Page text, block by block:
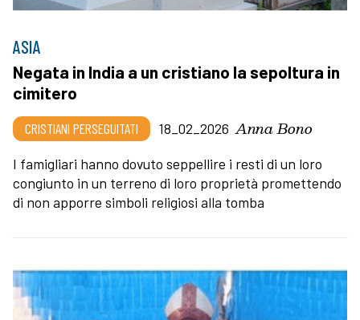
ASIA
Negata in India a un cristiano la sepoltura in
cimitero
CRISTIANI PERSEGUITATI 18_02_2026 Anna Bono
I famigliari hanno dovuto seppellire i resti di un loro
congiunto in un terreno di loro proprietà promettendo
di non apporre simboli religiosi alla tomba